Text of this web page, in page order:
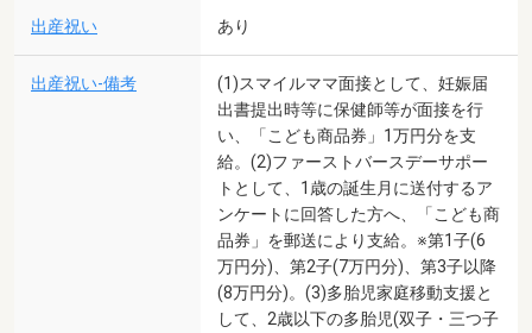
出産祝い あり
出産祝い-備考
(1)スマイルママ面接として、妊娠届
出書提出時等に保健師等が面接を行
い、「こども商品券」1万円分を支
給。(2)ファーストバースデーサポー
トとして、1歳の誕生月に送付するア
ンケートに回答した方へ、「こども商
品券」を郵送により支給。※第1子(6
万円分)、第2子(7万円分)、第3子以降
(8万円分)。(3)多胎児家庭移動支援と
して、2歳以下の多胎児(双子・三つ子